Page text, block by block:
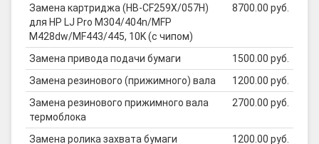
Замена картриджа (HB-CF259X/057H)
для HP LJ Pro M304/404n/MFP
M428dw/MF443/445, 10K (с чипом)
8700.00 руб.
Замена привода подачи бумаги
1500.00 руб.
Замена резинового (прижимного) вала
1200.00 руб.
Замена резинового прижимного вала
термоблока
2700.00 руб.
Замена ролика захвата бумаги
1200.00 руб.